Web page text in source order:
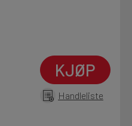
KJØP
Handleliste